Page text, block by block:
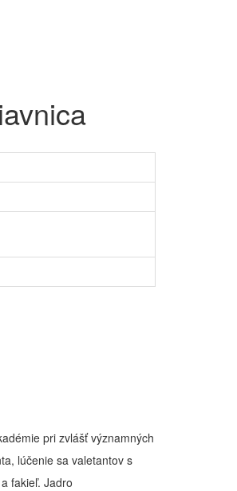
pri zvlášť významných
lúčenie sa valetantov s
fakieľ. Jadro